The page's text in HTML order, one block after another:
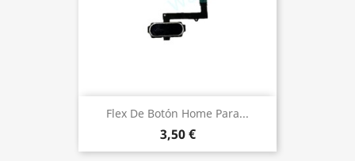
Flex De Botón Home Para...
3,50 €